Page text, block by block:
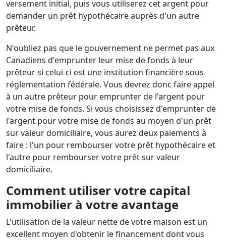
versement initial, puis vous utiliserez cet argent pour
demander un prêt hypothécaire auprès d'un autre
prêteur.
N'oubliez pas que le gouvernement ne permet pas aux
Canadiens d'emprunter leur mise de fonds à leur
prêteur si celui-ci est une institution financière sous
réglementation fédérale. Vous devrez donc faire appel
à un autre prêteur pour emprunter de l'argent pour
votre mise de fonds. Si vous choisissez d'emprunter de
l'argent pour votre mise de fonds au moyen d'un prêt
sur valeur domiciliaire, vous aurez deux paiements à
faire : l'un pour rembourser votre prêt hypothécaire et
l'autre pour rembourser votre prêt sur valeur
domiciliaire.
Comment utiliser votre capital
immobilier à votre avantage
L'utilisation de la valeur nette de votre maison est un
excellent moyen d'obtenir le financement dont vous